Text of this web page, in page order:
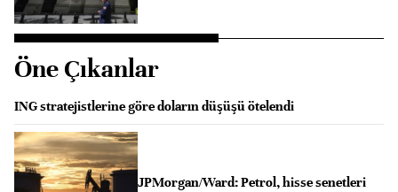
Öne Çıkanlar
ING stratejistlerine göre doların düşüşü ötelendi
JPMorgan/Ward: Petrol, hisse senetleri